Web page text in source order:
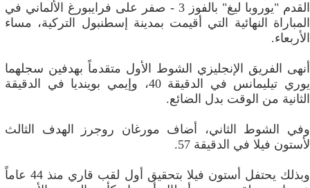
القدم "يوروبا ليغ" بالفوز 3 - صفر على فرايبورغ الألماني في
المباراة النهائية التي أقيمت بمدينة إسطنبول التركية، مساء
الأربعاء.
أنهى الفريق الإنجليزي الشوط الأول متقدماً بهدفين سجلهما
يوري تيليمانس في الدقيقة 40، وإيمي بوينديا في الدقيقة
الثانية من الوقت بدل الضائع.
وفي الشوط الثاني، أضاف مورغان روجرز الهدف الثالث
لأستون فيلا في الدقيقة 57.
وبذلك يحتفل أستون فيلا بتحقيق أول لقب قاري منذ 44 عاماً